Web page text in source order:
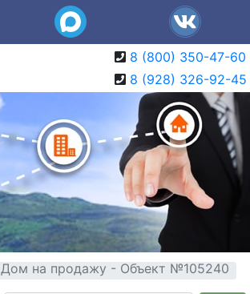
8 (800) 350-47-60
8 (928) 326-92-45
Дом на продажу - Объект №105240